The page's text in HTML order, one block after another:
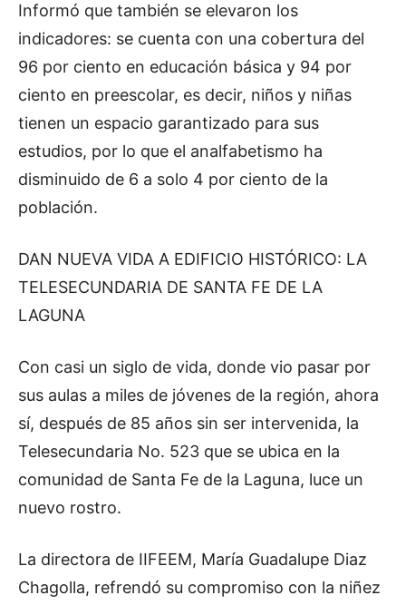
Informó que también se elevaron los
indicadores: se cuenta con una cobertura del
96 por ciento en educación básica y 94 por
ciento en preescolar, es decir, niños y niñas
tienen un espacio garantizado para sus
estudios, por lo que el analfabetismo ha
disminuido de 6 a solo 4 por ciento de la
población.
DAN NUEVA VIDA A EDIFICIO HISTÓRICO: LA
TELESECUNDARIA DE SANTA FE DE LA
LAGUNA
Con casi un siglo de vida, donde vio pasar por
sus aulas a miles de jóvenes de la región, ahora
sí, después de 85 años sin ser intervenida, la
Telesecundaria No. 523 que se ubica en la
comunidad de Santa Fe de la Laguna, luce un
nuevo rostro.
La directora de IIFEEM, María Guadalupe Diaz
Chagolla, refrendó su compromiso con la niñez